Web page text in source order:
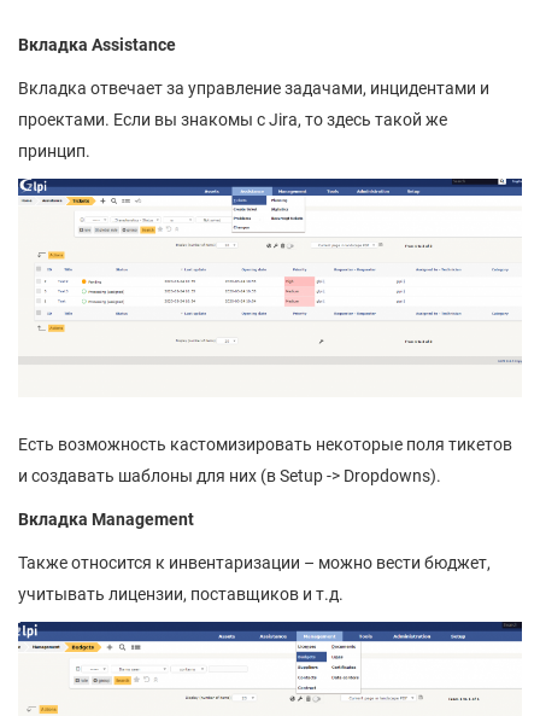
Вкладка Assistance
Вкладка отвечает за управление задачами, инцидентами и
проектами. Если вы знакомы с Jira, то здесь такой же
принцип.
Есть возможность кастомизировать некоторые поля тикетов
и создавать шаблоны для них (в Setup -> Dropdowns).
Вкладка Management
Также относится к инвентаризации – можно вести бюджет,
учитывать лицензии, поставщиков и т.д.